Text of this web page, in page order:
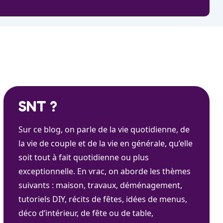
SNT ?
Sur ce blog, on parle de la vie quotidienne, de
la vie de couple et de la vie en générale, qu’elle
soit tout à fait quotidienne ou plus
exceptionnelle. En vrac, on aborde les thèmes
suivants : maison, travaux, déménagement,
tutoriels DIY, récits de fêtes, idées de menus,
déco d’intérieur, de fête ou de table,